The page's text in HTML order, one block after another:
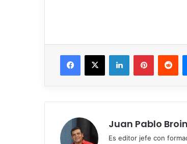
Facebook
X LinkedInPinterest
Juan Pablo Broin
Es editor jefe con